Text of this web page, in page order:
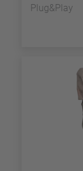
Plug&Play